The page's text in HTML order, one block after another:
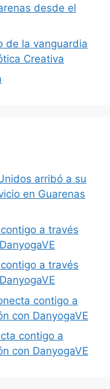
desde el
de la vanguardia
Creativa
arribó a su
en Guarenas
a través
a través
contigo a
con DanyogaVE
contigo a
con DanyogaVE